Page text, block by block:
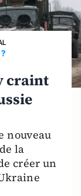
craint
nouveau
la
créer un